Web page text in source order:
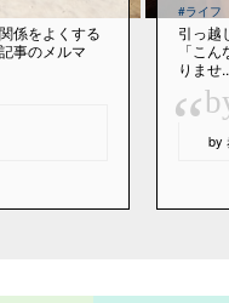
係をよくする
事のメルマ
#ライフ
引っ越
「こ
りませ
“ by